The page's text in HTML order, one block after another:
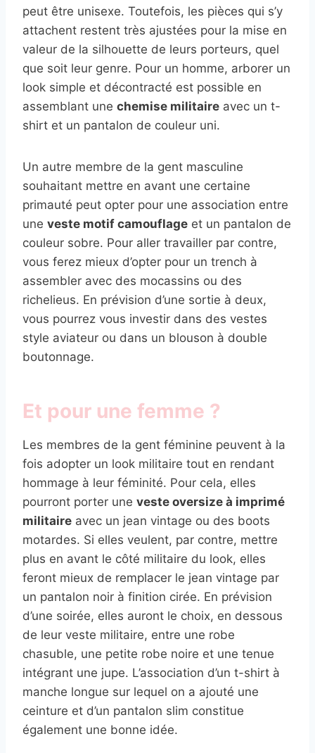
peut être unisexe. Toutefois, les pièces qui s’y
attachent restent très ajustées pour la mise en
valeur de la silhouette de leurs porteurs, quel
que soit leur genre. Pour un homme, arborer un
look simple et décontracté est possible en
assemblant une chemise militaire avec un t-
shirt et un pantalon de couleur uni.
Un autre membre de la gent masculine
souhaitant mettre en avant une certaine
primauté peut opter pour une association entre
une veste motif camouflage et un pantalon de
couleur sobre. Pour aller travailler par contre,
vous ferez mieux d’opter pour un trench à
assembler avec des mocassins ou des
richelieus. En prévision d’une sortie à deux,
vous pourrez vous investir dans des vestes
style aviateur ou dans un blouson à double
boutonnage.
Et pour une femme ?
Les membres de la gent féminine peuvent à la
fois adopter un look militaire tout en rendant
hommage à leur féminité. Pour cela, elles
pourront porter une veste oversize à imprimé
militaire avec un jean vintage ou des boots
motardes. Si elles veulent, par contre, mettre
plus en avant le côté militaire du look, elles
feront mieux de remplacer le jean vintage par
un pantalon noir à finition cirée. En prévision
d’une soirée, elles auront le choix, en dessous
de leur veste militaire, entre une robe
chasuble, une petite robe noire et une tenue
intégrant une jupe. L’association d’un t-shirt à
manche longue sur lequel on a ajouté une
ceinture et d’un pantalon slim constitue
également une bonne idée.